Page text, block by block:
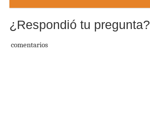
¿Respondió tu pregunta?
comentarios